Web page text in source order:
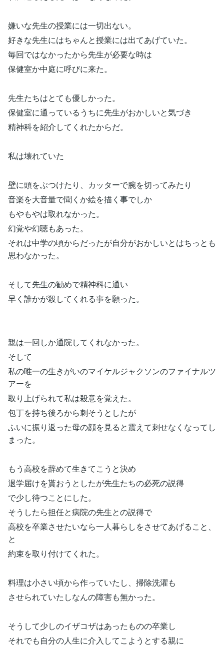
嫌いな先生の授業には一切出ない。
好きな先生にはちゃんと授業には出てあげていた。
毎回ではなかったから先生が必要な時は
保健室か中庭に呼びに来た。
先生たちはとても優しかった。
保健室に通っているうちに先生がおかしいと気づき
精神科を紹介してくれたからだ。
私は壊れていた
壁に頭をぶつけたり、カッターで腕を切ってみたり
音楽を大音量で聞くか絵を描く事でしか
もやもやは取れなかった。
幻覚や幻聴もあった。
それは中学の頃からだったが自分がおかしいとはちっとも
思わなかった。
そして先生の勧めで精神科に通い
早く誰かが殺してくれる事を願った。
親は一回しか通院してくれなかった。
そして
私の唯一の生きがいのマイケルジャクソンのファイナルツ
アーを
取り上げられて私は殺意を覚えた。
包丁を持ち後ろから刺そうとしたが
ふいに振り返った母の顔を見ると震えて刺せなくなってし
まった。
もう高校を辞めて生きてこうと決め
退学届けを貰おうとしたが先生たちの必死の説得
で少し待つことにした。
そうしたら担任と病院の先生との説得で
高校を卒業させたいなら一人暮らしをさせてあげること、
と
約束を取り付けてくれた。
料理は小さい頃から作っていたし、掃除洗濯も
させられていたしなんの障害も無かった。
そうして少しのイザコザはあったものの卒業し
それでも自分の人生に介入してこようとする親に